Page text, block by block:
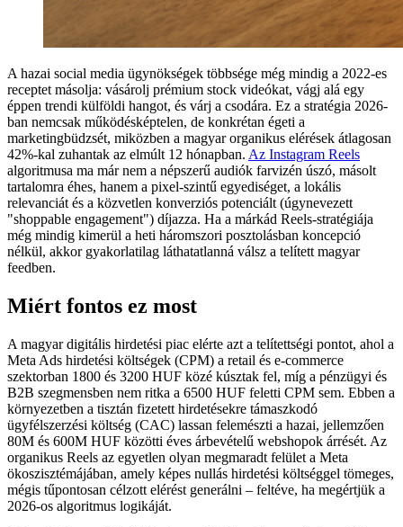
A hazai social media ügynökségek többsége még mindig a 2022-es
receptet másolja: vásárolj prémium stock videókat, vágj alá egy
éppen trendi külföldi hangot, és várj a csodára. Ez a stratégia 2026-
ban nemcsak működésképtelen, de konkrétan égeti a
marketingbüdzsét, miközben a magyar organikus elérések átlagosan
42%-kal zuhantak az elmúlt 12 hónapban. Az Instagram Reels
algoritmusa ma már nem a népszerű audiók farvizén úszó, másolt
tartalomra éhes, hanem a pixel-szintű egyediséget, a lokális
relevanciát és a közvetlen konverziós potenciált (úgynevezett
"shoppable engagement") díjazza. Ha a márkád Reels-stratégiája
még mindig kimerül a heti háromszori posztolásban koncepció
nélkül, akkor gyakorlatilag láthatatlanná válsz a telített magyar
feedben.
Miért fontos ez most
A magyar digitális hirdetési piac elérte azt a telítettségi pontot, ahol a
Meta Ads hirdetési költségek (CPM) a retail és e-commerce
szektorban 1800 és 3200 HUF közé kúsztak fel, míg a pénzügyi és
B2B szegmensben nem ritka a 6500 HUF feletti CPM sem. Ebben a
környezetben a tisztán fizetett hirdetésekre támaszkodó
ügyfélszerzési költség (CAC) lassan felemészti a hazai, jellemzően
80M és 600M HUF közötti éves árbevételű webshopok árrését. Az
organikus Reels az egyetlen olyan megmaradt felület a Meta
ökoszisztémájában, amely képes nullás hirdetési költséggel tömeges,
mégis tűpontosan célzott elérést generálni – feltéve, ha megértjük a
2026-os algoritmus logikáját.